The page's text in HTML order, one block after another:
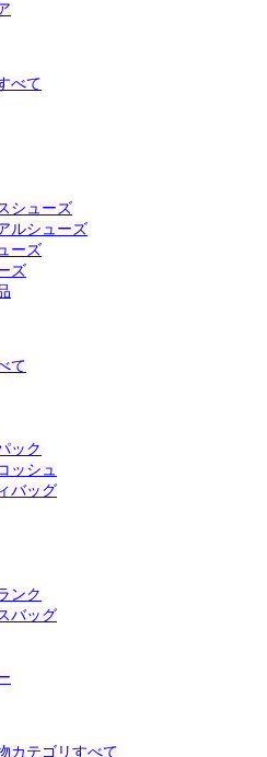
べて
シューズ
ルシューズ
ーズ
ズ
て
ック
ッシュ
バッグ
ンク
バッグ
カテゴリすべて